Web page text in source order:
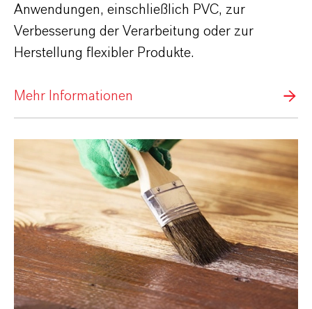
Anwendungen, einschließlich PVC, zur
Verbesserung der Verarbeitung oder zur
Herstellung flexibler Produkte.
Mehr Informationen